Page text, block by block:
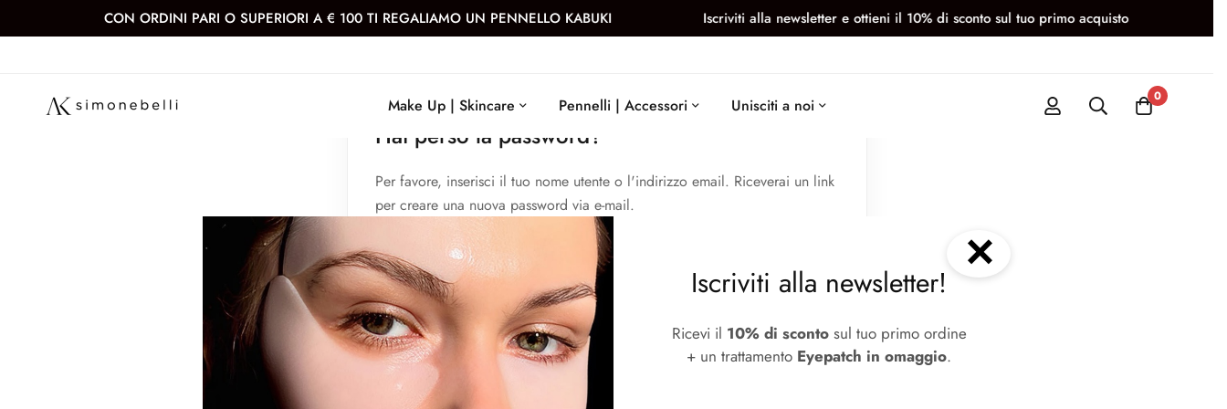
CON ORDINI PARI O SUPERIORI A € 100 TI REGALIAMO UN PENNELLO KABUKI Iscriviti alla newsletter e ottieni il 10% di sconto sul tuo primo acquisto
Make Up | Skincare Pennelli | Accessori Unisciti a noi 0
Hai perso la password?
Per favore, inserisci il tuo nome utente o l'indirizzo email. Riceverai un link
per creare una nuova password via e-mail.
Nome utente o e-mail
Reset password
Iscriviti alla newsletter!
Ricevi il 10% di scontosul tuo primo ordine
+ un trattamento Eyepatch in omaggio.
✕